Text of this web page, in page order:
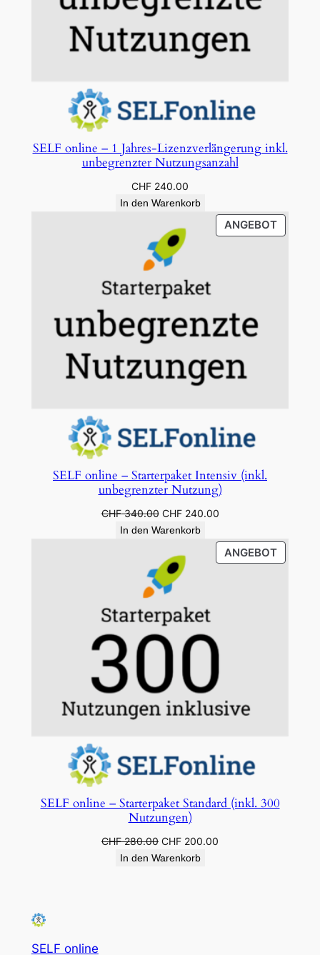
SELF online – 1 Jahres-Lizenzverlängerung inkl.
unbegrenzter Nutzungsanzahl
CHF 240.00
In den Warenkorb
ANGEBOT
IM
SELF online – Starterpaket Intensiv (inkl.
unbegrenzter Nutzung)
CHF340.00 Ursprünglicher
Preis
CHF 340.00
CHF240.00Aktueller
ist:
CHF 240.00.
In den Warenkorb
ANGEBOT
IM
SELF online – Starterpaket Standard (inkl. 300
Nutzungen)
CHF280.00 Ursprünglicher
Preis
CHF 200.00
In den Warenkorb
SELF online